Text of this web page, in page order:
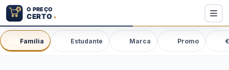
Família Estudante Marca Promo